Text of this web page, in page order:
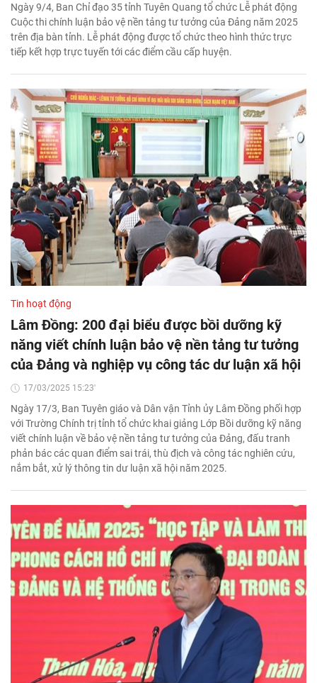
Ngày 9/4, Ban Chỉ đạo 35 tỉnh Tuyên Quang tổ chức Lễ phát động
Cuộc thi chính luận bảo vệ nền tảng tư tưởng của Đảng năm 2025
trên địa bàn tỉnh. Lễ phát động được tổ chức theo hình thức trực
tiếp kết hợp trực tuyến tới các điểm cầu cấp huyện.
Tin hoạt động
Lâm Đồng: 200 đại biểu được bồi dưỡng kỹ
năng viết chính luận bảo vệ nền tảng tư tưởng
của Đảng và nghiệp vụ công tác dư luận xã hội
17/03/2025 15:23'
Ngày 17/3, Ban Tuyên giáo và Dân vận Tỉnh ủy Lâm Đồng phối hợp
với Trường Chính trị tỉnh tổ chức khai giảng Lớp Bồi dưỡng kỹ năng
viết chính luận về bảo vệ nền tảng tư tưởng của Đảng, đấu tranh
phản bác các quan điểm sai trái, thù địch và công tác nghiên cứu,
nắm bắt, xử lý thông tin dư luận xã hội năm 2025.